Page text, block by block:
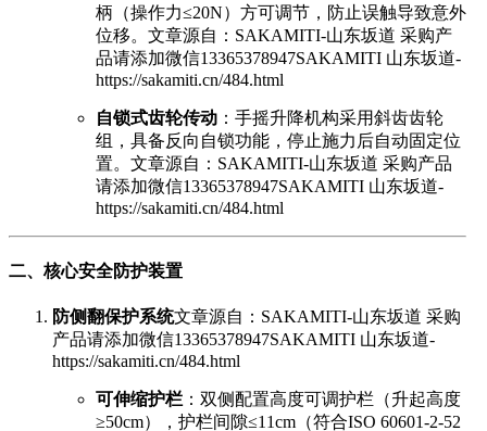
柄（操作力≤20N）方可调节，防止误触导致意外
位移。 文章源自：SAKAMITI-山东坂道 采购产
品请添加微信13365378947SAKAMITI 山东坂道-
https://sakamiti.cn/484.html
自锁式齿轮传动 ：手摇升降机构采用斜齿齿轮
组，具备反向自锁功能，停止施力后自动固定位
置。 文章源自：SAKAMITI-山东坂道 采购产品
请添加微信13365378947SAKAMITI 山东坂道-
https://sakamiti.cn/484.html
二、核心安全防护装置
防侧翻保护系统文章源自：SAKAMITI-山东坂道 采购
产品请添加微信13365378947SAKAMITI 山东坂道-
https://sakamiti.cn/484.html
可伸缩护栏 ：双侧配置高度可调护栏（升起高度
≥50cm），护栏间隙≤11cm（符合ISO 60601-2-52